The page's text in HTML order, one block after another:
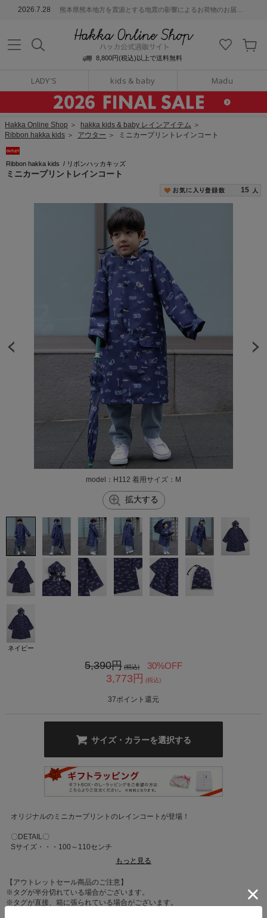
2026.7.28 熊本県熊本地方を震源とする地震の影響によるお荷物のお届けについて
8,800円(税込)以上で送料無料
LADY'S kids & baby Madu
通販サイト
販サイト
Hakka Online Shop ＞ hakka kids & baby レインアイテム ＞
Ribbon hakka kids ＞ アウター ＞ ミニカープリントレインコート
Ribbon hakka kids / リボンハッカキッズ
ミニカープリントレインコート
15
model：H112 着用サイズ：M
拡大する
ネイビー
5,390円 (税込) 30%OFF
3,773 円 (税込)
37ポイント還元
サイズ・カラーを選択する
オリジナルのミニカープリントのレインコートが登場！
〇DETAIL〇
Sサイズ・・・100～110センチ
・背中のボタンを外すとマチが広がりランドセルも背負える仕様
・フードの顔周り部分は視界が広がるよう透明な仕様
・裾裏には名前ネーム付き
・持ち運びが便利な巾着付き
もっと見る
【アウトレットセール商品のご注意】
※タグが半分切れている場合がございます。
※タグが直接、箱に張られている場合がございます。